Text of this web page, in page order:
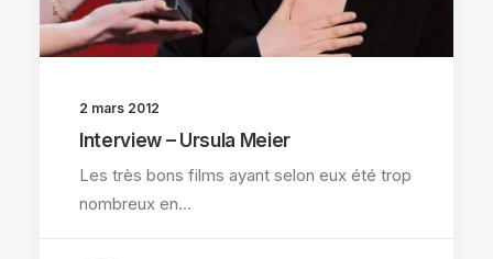
2 mars 2012
Interview – Ursula Meier
Les très bons films ayant selon eux été trop
nombreux en…